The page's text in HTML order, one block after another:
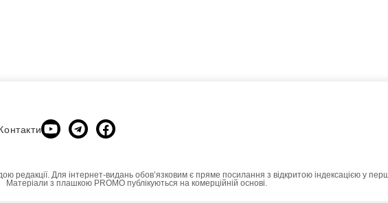
редакції. Для інтернет-видань обовʼязковим є пряме посилання з відкритою індексацією у
Матеріали з плашкою PROMO публікуються на комерційній основі.